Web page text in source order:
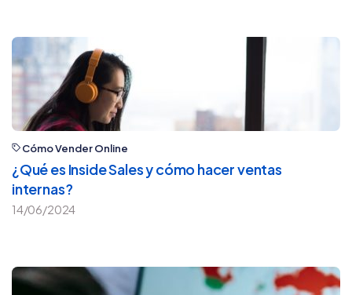
Cómo Vender Online
¿Qué es Inside Sales y cómo hacer ventas
internas?
14/06/2024